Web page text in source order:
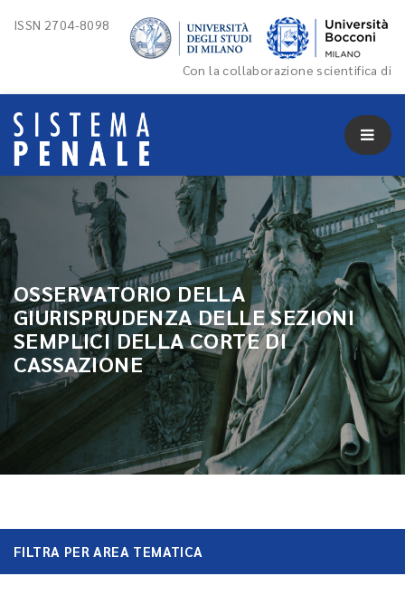
ISSN 2704-8098
Con la collaborazione scientifica di
OSSERVATORIO DELLA
GIURISPRUDENZA DELLE SEZIONI
SEMPLICI DELLA CORTE DI
CASSAZIONE
FILTRA PER AREA TEMATICA